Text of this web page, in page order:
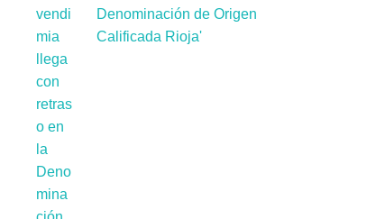
Denominación de Origen
Calificada Rioja'